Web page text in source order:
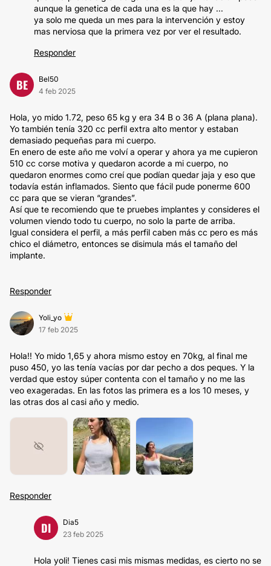
aunque la genetica de cada una es la que hay ...
ya solo me queda un mes para la intervención y estoy
mas nerviosa que la primera vez por ver el resultado.
Responder
BE
Bel50
4 feb 2025
Hola, yo mido 1.72, peso 65 kg y era 34 B o 36 A (plana plana).
Yo también tenía 320 cc perfil extra alto mentor y estaban
demasiado pequeñas para mi cuerpo.
En enero de este año me volví a operar y ahora ya me cupieron
510 cc corse motiva y quedaron acorde a mi cuerpo, no
quedaron enormes como creí que podían quedar jaja y eso que
todavía están inflamados. Siento que fácil pude ponerme 600
cc para que se vieran “grandes”.
Así que te recomiendo que te pruebes implantes y consideres el
volumen viendo todo tu cuerpo, no solo la parte de arriba.
Igual considera el perfil, a más perfil caben más cc pero es más
chico el diámetro, entonces se disimula más el tamaño del
implante.
Responder
Yoli_yo
17 feb 2025
Hola!! Yo mido 1,65 y ahora mismo estoy en 70kg, al final me
puso 450, yo las tenía vacías por dar pecho a dos peques. Y la
verdad que estoy súper contenta con el tamaño y no me las
veo exageradas. En las fotos las primera es a los 10 meses, y
las otras dos al casi año y medio.
Responder
DI
Dia5
23 feb 2025
Hola yoli! Tienes casi mis mismas medidas, es cierto no se